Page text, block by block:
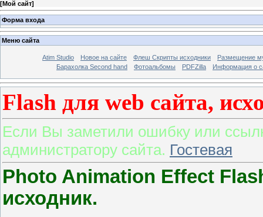
[Мой сайт]
Форма входа
Меню сайта
Atim Studio Новое на сайте Флеш Скрипты исходники
Размещение
Барахолка Second hand
Фотоальбомы PDFZilla Информация о
Flash для web сайта,
Если Вы заметили ошибку или
администратору сайта. Гостевая
Photo Animation Effect
исходник.